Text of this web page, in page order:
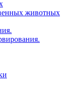
животных